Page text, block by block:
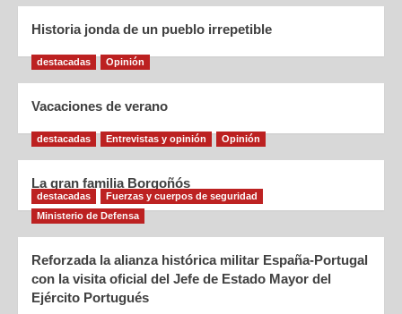
Historia jonda de un pueblo irrepetible
destacadas Opinión
Vacaciones de verano
destacadas Entrevistas y opinión Opinión
La gran familia Borgoñós
destacadas
Fuerzas y cuerpos de seguridad
Ministerio de Defensa
Reforzada la alianza histórica militar España-Portugal
con la visita oficial del Jefe de Estado Mayor del
Ejército Portugués